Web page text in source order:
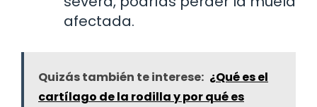
afectada.
Quizás también te interese: ¿Qué es el
cartílago de la rodilla y por qué es